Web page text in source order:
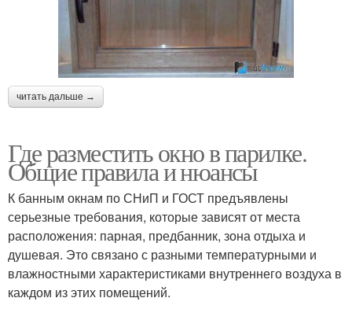
читать дальше →
Где разместить окно в парилке.
Общие правила и нюансы
К банным окнам по СНиП и ГОСТ предъявлены
серьезные требования, которые зависят от места
расположения: парная, предбанник, зона отдыха и
душевая. Это связано с разными температурными и
влажностными характеристиками внутреннего воздуха в
каждом из этих помещений.